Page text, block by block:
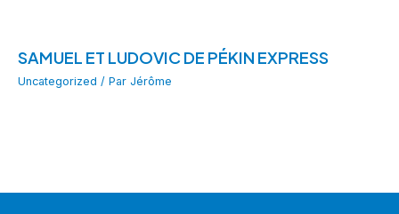
SAMUEL ET LUDOVIC DE PÉKIN EXPRESS
Uncategorized / Par Jérôme